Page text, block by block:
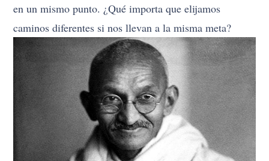
en un mismo punto. ¿Qué importa que elijamos
caminos diferentes si nos llevan a la misma meta?